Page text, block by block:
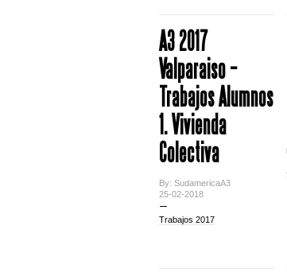
A3 2017
Valparaiso –
Trabajos Alumnos
1. Vivienda
Colectiva
By: SudamericaA3
25-02-2018
Trabajos 2017